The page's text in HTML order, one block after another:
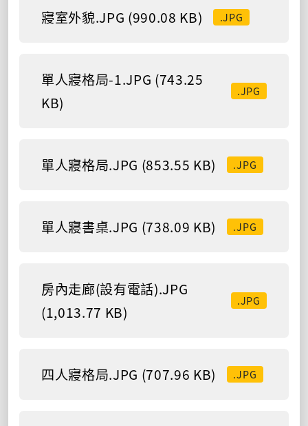
寢室外貌.JPG (990.08 KB) .JPG
單人寢格局-1.JPG (743.25
KB)
.JPG
單人寢格局.JPG (853.55 KB) .JPG
單人寢書桌.JPG (738.09 KB) .JPG
房內走廊(設有電話).JPG
(1,013.77 KB)
.JPG
四人寢格局.JPG (707.96 KB) .JPG